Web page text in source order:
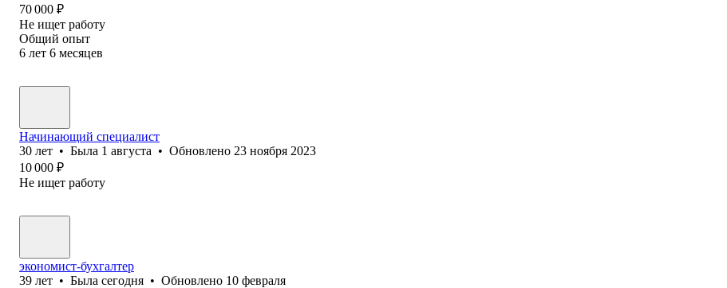
70 000 ₽
Не ищет работу
Общий опыт
6 лет 6 месяцев
Начинающий специалист
30 лет • Была 1 августа • Обновлено 23 ноября 2023
10 000 ₽
Не ищет работу
экономист-бухгалтер
39 лет • Была сегодня • Обновлено 10 февраля